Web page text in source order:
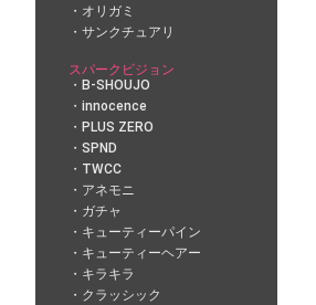
オリガミ
サンクチュアリ
スパークビジョン
B-SHOUJO
innocence
PLUS ZERO
SPND
TWCC
アネモニ
ガチャ
キューティーパイン
キューティーヘアー
キラキラ
クラッシック